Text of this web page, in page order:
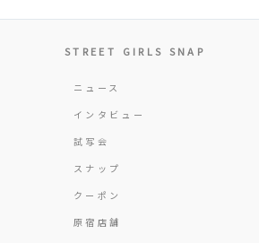
STREET GIRLS SNAP
ニュース
インタビュー
試写会
スナップ
クーポン
原宿店舗